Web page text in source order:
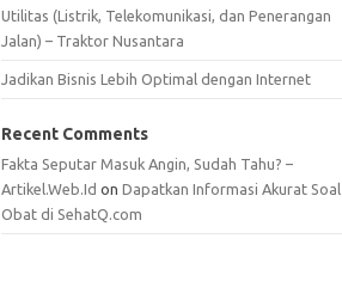
Utilitas (Listrik, Telekomunikasi, dan Penerangan
Jalan) – Traktor Nusantara
Jadikan Bisnis Lebih Optimal dengan Internet
Recent Comments
Fakta Seputar Masuk Angin, Sudah Tahu? –
Artikel.Web.Id onDapatkan Informasi Akurat Soal
Obat di SehatQ.com